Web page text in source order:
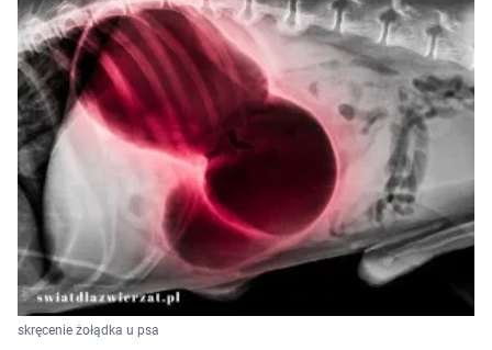
skręcenie żołądka u psa